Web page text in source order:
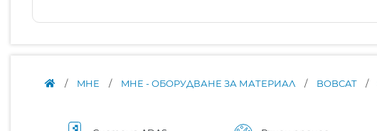
/ MHE / MHE - ОБОРУДВАНЕ ЗА МАТЕРИАЛ / BOBCAT /